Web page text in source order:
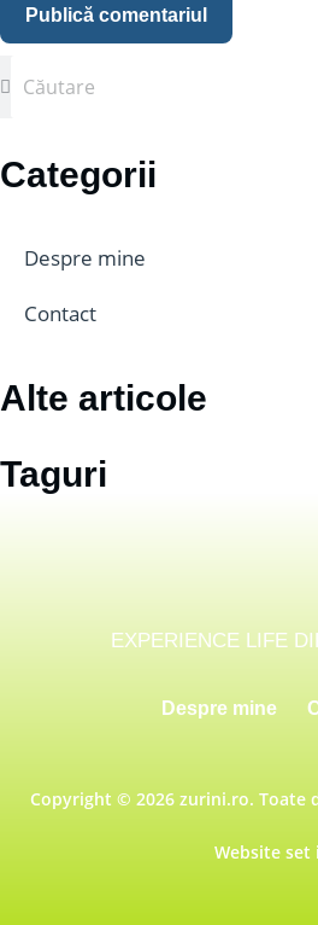
Categorii
Despre mine
Contact
Alte articole
Taguri
EXPERIENCE LIFE
Despre mine
Copyright © 2026 zurini.ro. Toate
Website